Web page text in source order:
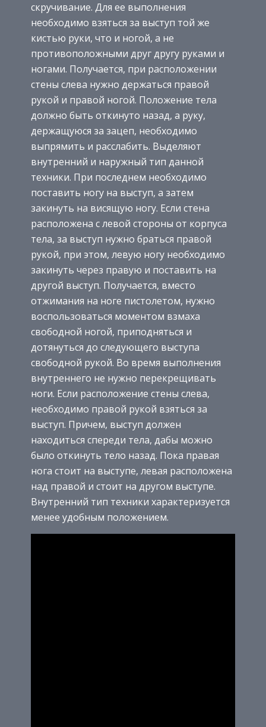
скручивание. Для ее выполнения
необходимо взяться за выступ той же
кистью руки, что и ногой, а не
противоположными друг другу руками и
ногами. Получается, при расположении
стены слева нужно держаться правой
рукой и правой ногой. Положение тела
должно быть откинуто назад, а руку,
держащуюся за зацеп, необходимо
выпрямить и расслабить. Выделяют
внутренний и наружный тип данной
техники. При последнем необходимо
поставить ногу на выступ, а затем
закинуть на висящую ногу. Если стена
расположена с левой стороны от корпуса
тела, за выступ нужно браться правой
рукой, при этом, левую ногу необходимо
закинуть через правую и поставить на
другой выступ. Получается, вместо
отжимания на ноге пистолетом, нужно
воспользоваться моментом взмаха
свободной ногой, приподняться и
дотянуться до следующего выступа
свободной рукой. Во время выполнения
внутреннего не нужно перекрещивать
ноги. Если расположение стены слева,
необходимо правой рукой взяться за
выступ. Причем, выступ должен
находиться спереди тела, дабы можно
было откинуть тело назад. Пока правая
нога стоит на выступе, левая расположена
над правой и стоит на другом выступе.
Внутренний тип техники характеризуется
менее удобным положением.